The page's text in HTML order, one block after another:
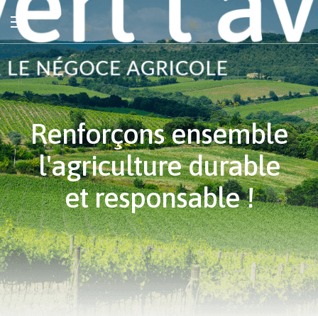
Renforçons ensemble
l'agriculture durable
et responsable !